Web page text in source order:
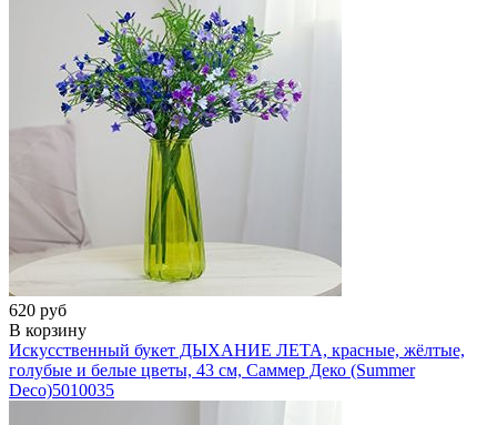
620 руб
В корзину
Искусственный букет ДЫХАНИЕ ЛЕТА, красные, жёлтые,
голубые и белые цветы, 43 см, Саммер Деко (Summer
Deco)5010035